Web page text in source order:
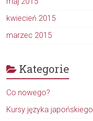
kwiecień 2015
marzec 2015
Kategorie
Co nowego?
Kursy języka japońskiego